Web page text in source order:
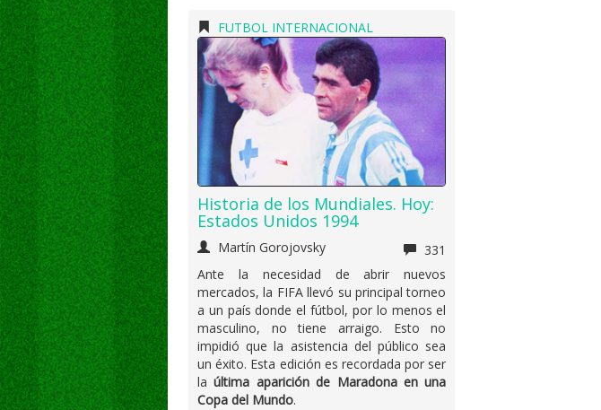
FUTBOL INTERNACIONAL
Historia de los Mundiales. Hoy:
Estados Unidos 1994
Martín Gorojovsky
331
Ante la necesidad de abrir nuevos
mercados, la FIFA llevó su principal torneo
a un país donde el fútbol, por lo menos el
masculino, no tiene arraigo. Esto no
impidió que la asistencia del público sea
un éxito. Esta edición es recordada por ser
laúltima aparición de Maradona en una
Copa del Mundo.